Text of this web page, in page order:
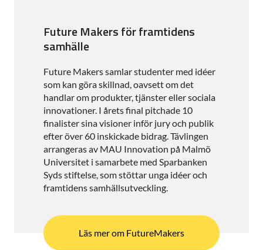
Future Makers för framtidens
samhälle
Future Makers samlar studenter med idéer
som kan göra skillnad, oavsett om det
handlar om produkter, tjänster eller sociala
innovationer. I årets final pitchade 10
finalister sina visioner inför jury och publik
efter över 60 inskickade bidrag. Tävlingen
arrangeras av MAU Innovation på Malmö
Universitet i samarbete med Sparbanken
Syds stiftelse, som stöttar unga idéer och
framtidens samhällsutveckling.
Läs mer om FutureMakers